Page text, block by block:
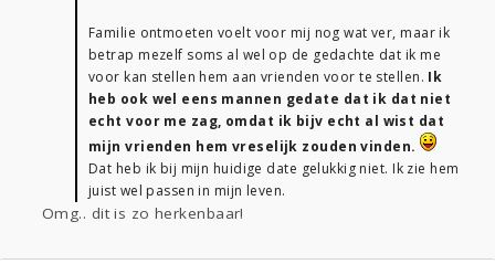
Familie ontmoeten voelt voor mij nog wat ver, maar ik
betrap mezelf soms al wel op de gedachte dat ik me
voor kan stellen hem aan vrienden voor te stellen. Ik
heb ook wel eens mannen gedate dat ik dat niet
echt voor me zag, omdat ik bijv echt al wist dat
mijn vrienden hem vreselijk zouden vinden.
Dat heb ik bij mijn huidige date gelukkig niet. Ik zie hem
juist wel passen in mijn leven.
Omg.. dit is zo herkenbaar!